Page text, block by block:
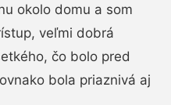
okolo domu a som
veľmi dobrá
čo bolo pred
bola priaznivá aj